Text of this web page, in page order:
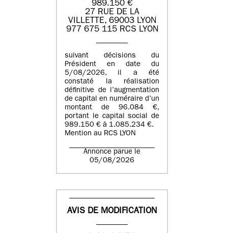
989.150 €
27 RUE DE LA
VILLETTE, 69003 LYON
977 675 115 RCS LYON
suivant décisions du
Président en date du
5/08/2026, il a été
constaté la réalisation
définitive de l’augmentation
de capital en numéraire d’un
montant de 96.084 €,
portant le capital social de
989.150 € à 1.085.234 €.
Mention au RCS LYON
Annonce parue le
05/08/2026
AVIS DE MODIFICATION